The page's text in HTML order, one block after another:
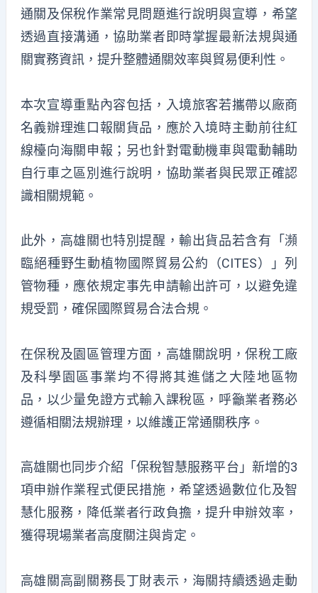
通關及保稅作業常見問題進行說明與宣導，希望
透過直接溝通，協助業者即時掌握最新法規與通
關實務資訊，提升整體通關效率與貿易便利性。
本次宣導重點內容包括，入境旅客若攜帶以廠商
名義辦理進口報關貨品，應於入境時主動前往紅
線檯向海關申報；另也針對電動機車與電動輔助
自行車之區別進行說明，協助業者與民眾正確認
識相關規範。
此外，高雄關也特別提醒，輸出貨品若含有「瀕
臨絕種野生動植物國際貿易公約（CITES）」列
管物種，應依規定事先申請輸出許可，以避免違
規受罰，確保國際貿易合法合規。
在保稅及園區管理方面，高雄關說明，保稅工廠
及科學園區事業均不得將其進儲之大陸地區物
品，以少量免證方式輸入課稅區，呼籲業者務必
遵循相關法規辦理，以維護正常通關秩序。
高雄關也同步介紹「保稅智慧服務平台」新增的3
項申辦作業程式便民措施，希望透過數位化及智
慧化服務，降低業者行政負擔，提升申辦效率，
獲得現場業者高度關注與肯定。
高雄關高副關務長丁財表示，海關持續透過走動